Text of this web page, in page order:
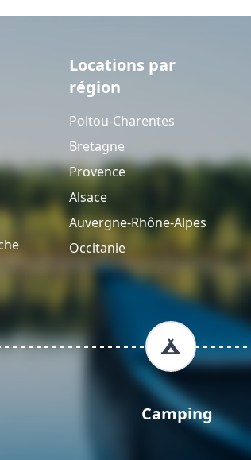
Locations par
région
Poitou-Charentes
Bretagne
Provence
Alsace
Auvergne-Rhône-Alpes
Occitanie
Camping